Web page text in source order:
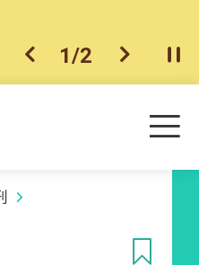
上一个
1/2 下一个开
目